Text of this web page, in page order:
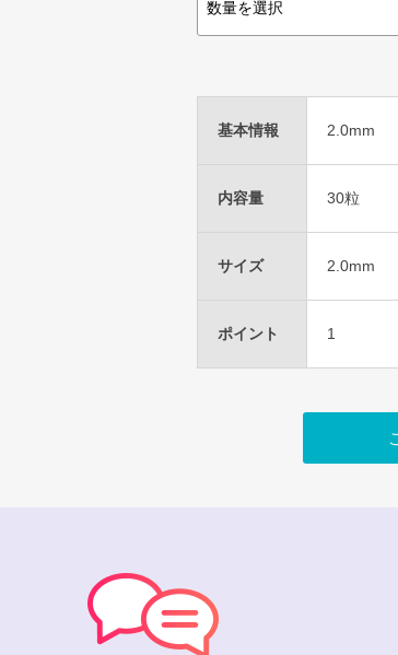
基本情報 2.0mm
内容量 30粒
サイズ 2.0mm
ポイント 1